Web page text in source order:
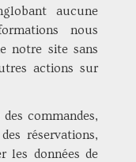
aucune
nous
notre site sans
actions sur
commandes,
réservations,
les données de